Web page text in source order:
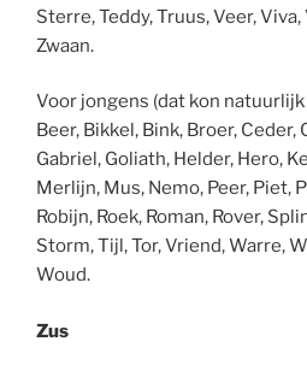
Sterre, Teddy, Truus, Veer,
Zwaan.
Voor jongens (dat kon
Beer, Bikkel, Bink, Broer, Ceder,
Gabriel, Goliath, Helder, Hero,
Merlijn, Mus, Nemo, Peer, Piet,
Robijn, Roek, Roman, Rover,
Storm, Tijl, Tor, Vriend, Warre,
Woud.
Zus